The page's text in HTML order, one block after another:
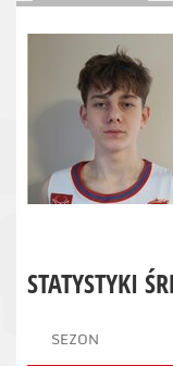
STATYSTYKI
SEZON